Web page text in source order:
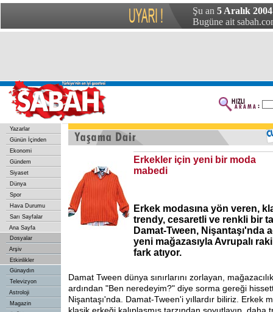
Şu an 5 Aralık
Bugüne ait
Yazarlar
Günün İçinden
Ekonomi
Gündem
Siyaset
Dünya
Spor
Hava Durumu
Sarı Sayfalar
Ana Sayfa
Dosyalar
Arşiv
Etkinlikler
Günaydın
Televizyon
Astroloji
Magazin
Erkekler için yeni bir moda
mabedi
Erkek modasına yön veren,
trendy, cesaretli ve renkli bir
Damat-Tween, Nişantaşı'nda
yeni mağazasıyla Avrupalı
fark atıyor.
Damat Tween dünya sınırlarını zorlayan,
ardından "Ben neredeyim?" diye sorma gereği
Nişantaşı'nda. Damat-Tween'i yıllardır biliriz. Erkek